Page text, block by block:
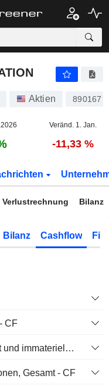
Aktien 890167
Veränd. 1. Jan.
-11,33 %
Bilanz
Bilanz Cashflow
CF
Abschreibung von Firmenwert und immateriellen Vermögenswerten - (CF) - (Modellspezifisch)
Gesamt - CF